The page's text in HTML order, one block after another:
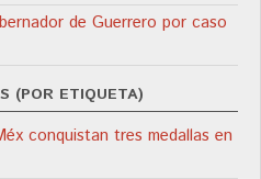
de Guerrero por caso
(POR ETIQUETA)
conquistan tres medallas en